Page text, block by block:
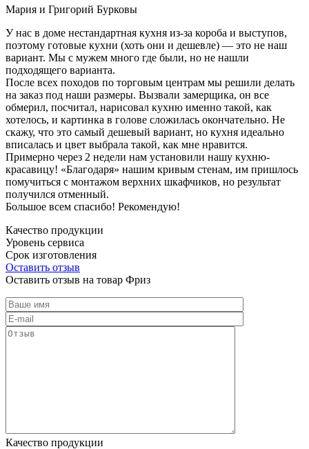
Мария и Григорий Бурковы
У нас в доме нестандартная кухня из-за короба и выступов,
поэтому готовые кухни (хоть они и дешевле) — это не наш
вариант. Мы с мужем много где были, но не нашли
подходящего варианта.
После всех походов по торговым центрам мы решили делать
на заказ под наши размеры. Вызвали замерщика, он все
обмерил, посчитал, нарисовал кухню именно такой, как
хотелось, и картинка в голове сложилась окончательно. Не
скажу, что это самый дешевый вариант, но кухня идеально
вписалась и цвет выбрала такой, как мне нравится.
Примерно через 2 недели нам установили нашу кухню-
красавицу! «Благодаря» нашим кривым стенам, им пришлось
помучиться с монтажом верхних шкафчиков, но результат
получился отменный.
Большое всем спасибо! Рекомендую!
Качество продукции
Уровень сервиса
Срок изготовления
Оставить отзыв
Оставить отзыв на товар Фриз
Качество продукции